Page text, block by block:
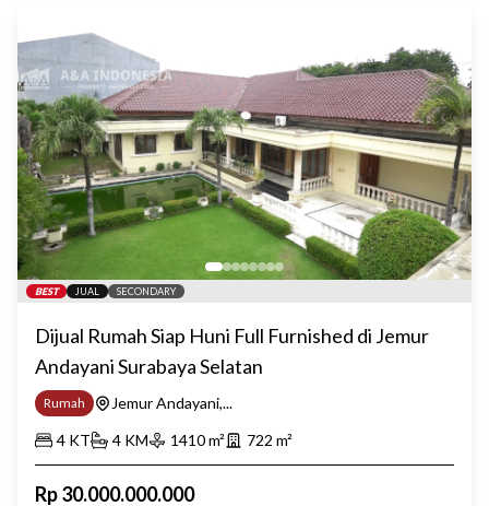
BEST JUAL SECONDARY
Dijual Rumah Siap Huni Full Furnished di Jemur
Andayani Surabaya Selatan
Rumah
Jemur Andayani,...
4 KT 4 KM 1410m² 722 m²
Rp30.000.000.000